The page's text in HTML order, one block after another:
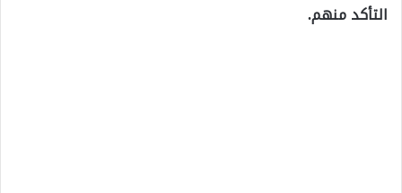
التأكد منهم.